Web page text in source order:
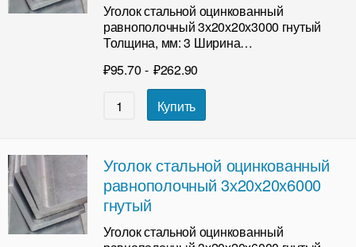
Уголок стальной оцинкованный
равнополочный 3х20х20х3000 гнутый
Толщина, мм: 3 Ширина…
₽95.70 - ₽262.90
Купить
Уголок стальной оцинкованный
равнополочный 3х20х20х6000
гнутый
Уголок стальной оцинкованный